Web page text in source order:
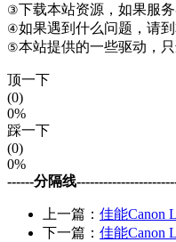
③下载本站资源，如果服
④如果遇到什么问题，请
⑤本站提供的一些驱动，
顶一下
(0)
0%
踩一下
(0)
0%
------分隔线
上一篇： 佳能Canon
下一篇： 佳能Canon